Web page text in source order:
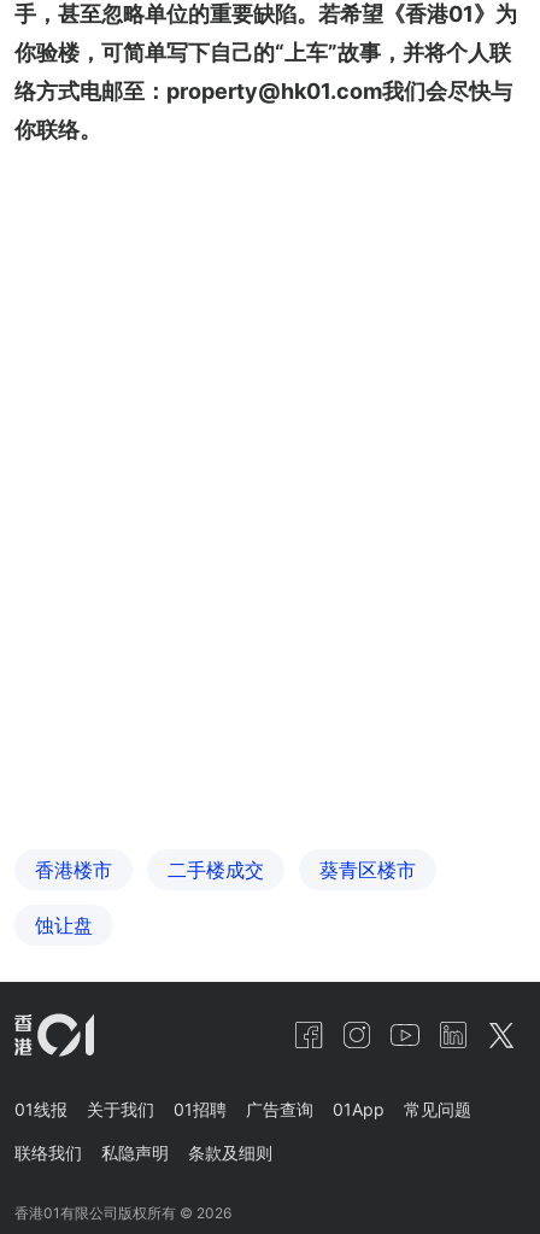
手，甚至忽略单位的重要缺陷。若希望《香港01》为
你验楼，可简单写下自己的“上车”故事，并将个人联
络方式电邮至：property@hk01.com我们会尽快与
你联络。
香港楼市 二手楼成交 葵青区楼市
蚀让盘
01线报 关于我们 01招聘 广告查询 01App 常见问题
联络我们 私隐声明 条款及细则
香港01有限公司版权所有 © 2026